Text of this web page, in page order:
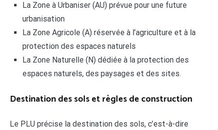
La Zone à Urbaniser (AU) prévue pour une future
urbanisation
La Zone Agricole (A) réservée à l’agriculture et à la
protection des espaces naturels
La Zone Naturelle (N) dédiée à la protection des
espaces naturels, des paysages et des sites.
Destination des sols et règles de construction
Le PLU précise la destination des sols, c’est-à-dire